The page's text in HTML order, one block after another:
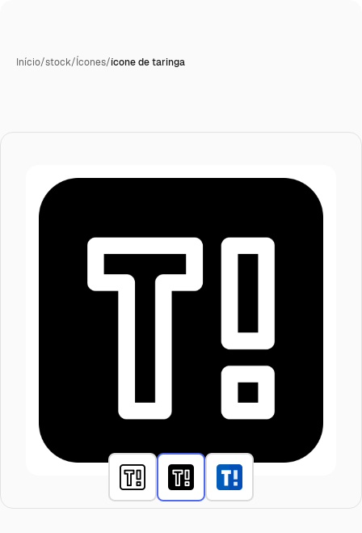
Início/stock/Ícones/ícone de taringa